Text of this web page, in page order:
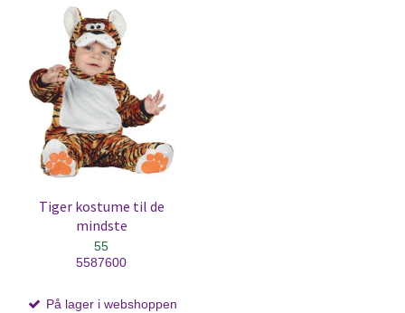
Tiger kostume til de
mindste
55
5587600
På lager i webshoppen